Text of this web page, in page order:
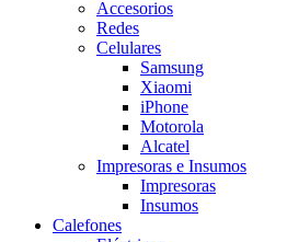
Accesorios
Redes
Celulares
Samsung
Xiaomi
iPhone
Motorola
Alcatel
Impresoras e Insumos
Impresoras
Insumos
Calefones